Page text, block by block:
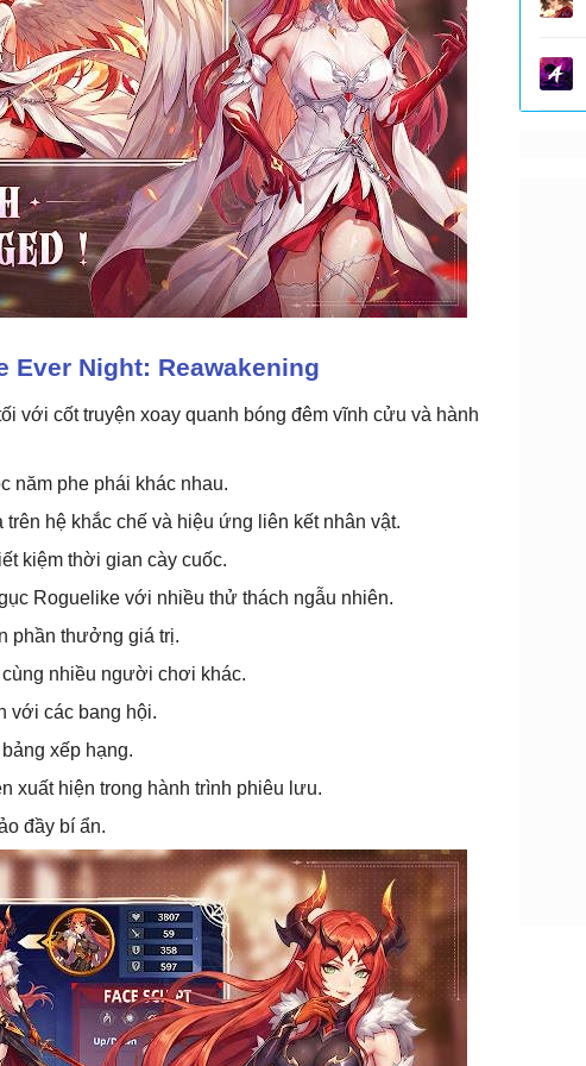
Ever Night: Reawakening
với cốt truyện xoay quanh bóng đêm vĩnh cửu và hành
năm phe phái khác nhau.
hệ khắc chế và hiệu ứng liên kết nhân vật.
kiệm thời gian cày cuốc.
Roguelike với nhiều thử thách ngẫu nhiên.
phần thưởng giá trị.
nhiều người chơi khác.
với các bang hội.
xếp hạng.
xuất hiện trong hành trình phiêu lưu.
đầy bí ẩn.